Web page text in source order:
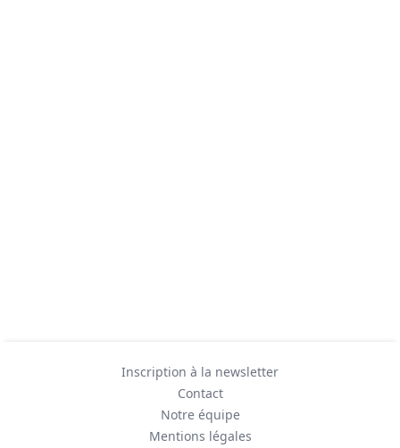
Inscription à la newsletter
Contact
Notre équipe
Mentions légales